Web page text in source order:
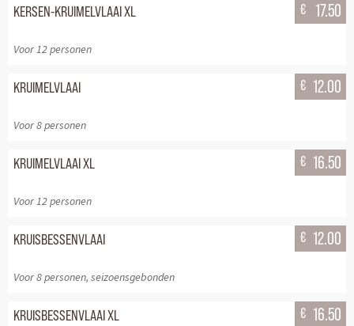
KERSEN-KRUIMELVLAAI XL
Voor 12 personen
€ 17.50
KRUIMELVLAAI
Voor 8 personen
€ 12.00
KRUIMELVLAAI XL
Voor 12 personen
€ 16.50
KRUISBESSENVLAAI
Voor 8 personen, seizoensgebonden
€ 12.00
KRUISBESSENVLAAI XL € 16.50